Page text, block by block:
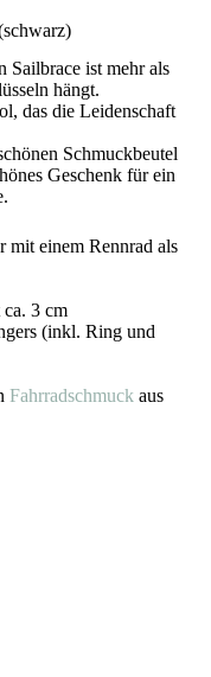
Sailbrace ist mehr als
hängt.
das die Leidenschaft
Schmuckbeutel
Geschenk für ein
mit einem Rennrad als
ca. 3 cm
(inkl. Ring und
Fahrradschmuckaus